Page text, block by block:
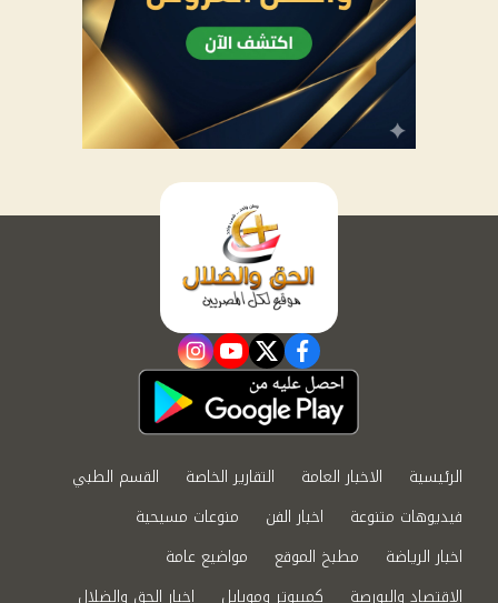
facebook
twitter
youtube
instagram
الرئيسية الاخبار العامة التقارير الخاصة
القسم الطبي
فيديوهات متنوعة
اخبار الفن
منوعات مسيحية
اخبار الرياضة
مطبخ الموقع
مواضيع عامة
الاقتصاد والبورصة
كمبيوتر وموبايل اخبار الحق والضلال